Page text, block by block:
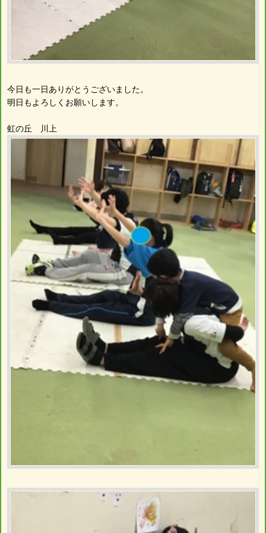
今日も一日ありがとうございました。
明日もよろしくお願いします。
虹の丘 川上